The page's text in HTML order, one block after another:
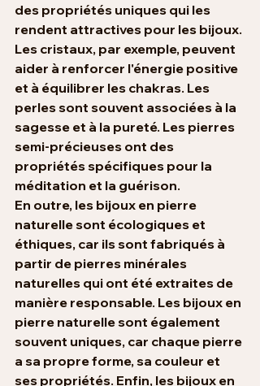
des propriétés uniques qui les
rendent attractives pour les bijoux.
Les cristaux, par exemple, peuvent
aider à renforcer l'énergie positive
et à équilibrer les chakras. Les
perles sont souvent associées à la
sagesse et à la pureté. Les pierres
semi-précieuses ont des
propriétés spécifiques pour la
méditation et la guérison.
En outre, les bijoux en pierre
naturelle sont écologiques et
éthiques, car ils sont fabriqués à
partir de pierres minérales
naturelles qui ont été extraites de
manière responsable. Les bijoux en
pierre naturelle sont également
souvent uniques, car chaque pierre
a sa propre forme, sa couleur et
ses propriétés. Enfin, les bijoux en